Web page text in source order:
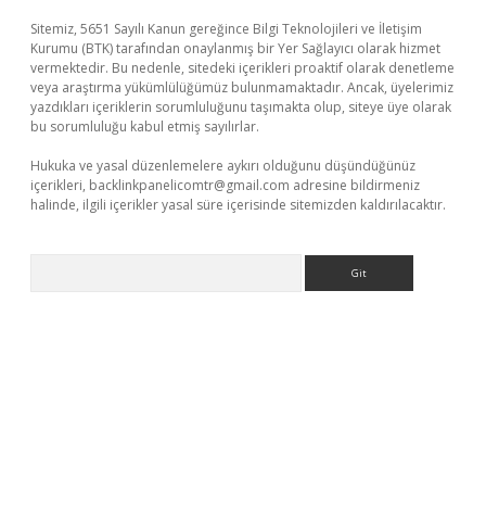
Sitemiz, 5651 Sayılı Kanun gereğince Bilgi Teknolojileri ve İletişim
Kurumu (BTK) tarafından onaylanmış bir Yer Sağlayıcı olarak hizmet
vermektedir. Bu nedenle, sitedeki içerikleri proaktif olarak denetleme
veya araştırma yükümlülüğümüz bulunmamaktadır. Ancak, üyelerimiz
yazdıkları içeriklerin sorumluluğunu taşımakta olup, siteye üye olarak
bu sorumluluğu kabul etmiş sayılırlar.
Hukuka ve yasal düzenlemelere aykırı olduğunu düşündüğünüz
içerikleri, backlinkpanelicomtr@gmail.com adresine bildirmeniz
halinde, ilgili içerikler yasal süre içerisinde sitemizden kaldırılacaktır.